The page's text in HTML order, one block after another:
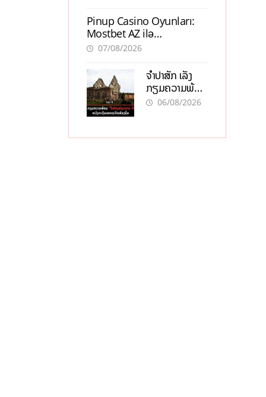
Pinup Casino Oyunları:
Mostbet AZ ilə
Müqayisədə Nə Təqdim
07/08/2026
ຈຳປາສັກ ເລັ່ງ
ກຽມຄວາມພ້ອມ
“ປີທ່ອງທ່ຽວ
ເສດຖະກິດ
06/08/2026